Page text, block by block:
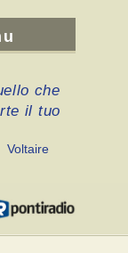
che
il tuo
Voltaire